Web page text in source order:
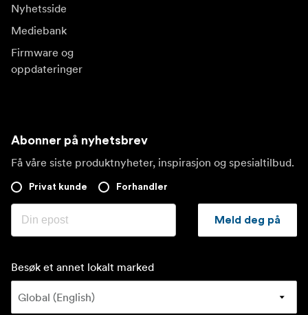
Nyhetsside
Mediebank
Firmware og
oppdateringer
Abonner på nyhetsbrev
Få våre siste produktnyheter, inspirasjon og spesialtilbud.
Privat kunde Forhandler
Meld deg på
Besøk et annet lokalt marked